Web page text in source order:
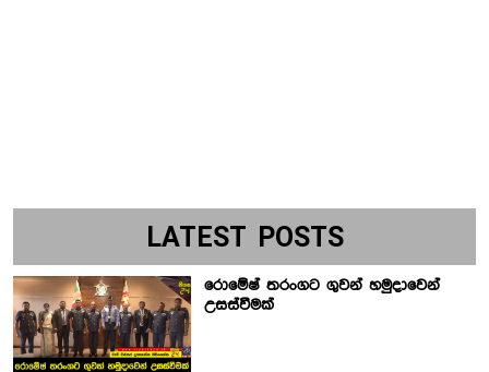
LATEST POSTS
රොමේෂ් තරංගට ගුවන් හමුදාවෙන්
උසස්වීමක්